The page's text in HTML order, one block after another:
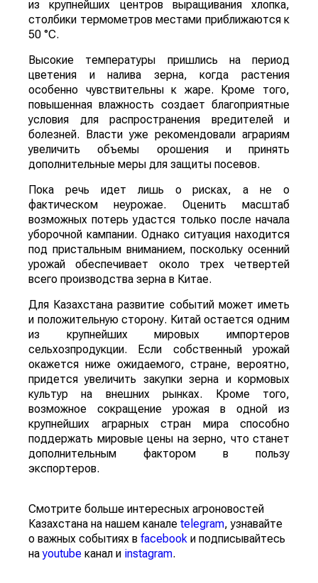
из крупнейших центров выращивания хлопка,
столбики термометров местами приближаются к
50 °C.
Высокие температуры пришлись на период
цветения и налива зерна, когда растения
особенно чувствительны к жаре. Кроме того,
повышенная влажность создает благоприятные
условия для распространения вредителей и
болезней. Власти уже рекомендовали аграриям
увеличить объемы орошения и принять
дополнительные меры для защиты посевов.
Пока речь идет лишь о рисках, а не о
фактическом неурожае. Оценить масштаб
возможных потерь удастся только после начала
уборочной кампании. Однако ситуация находится
под пристальным вниманием, поскольку осенний
урожай обеспечивает около трех четвертей
всего производства зерна в Китае.
Для Казахстана развитие событий может иметь
и положительную сторону. Китай остается одним
из крупнейших мировых импортеров
сельхозпродукции. Если собственный урожай
окажется ниже ожидаемого, стране, вероятно,
придется увеличить закупки зерна и кормовых
культур на внешних рынках. Кроме того,
возможное сокращение урожая в одной из
крупнейших аграрных стран мира способно
поддержать мировые цены на зерно, что станет
дополнительным фактором в пользу
экспортеров.
Смотрите больше интересных агроновостей
Казахстана на нашем канале telegram, узнавайте
о важных событиях в facebook и подписывайтесь
наyoutube канал и instagram.